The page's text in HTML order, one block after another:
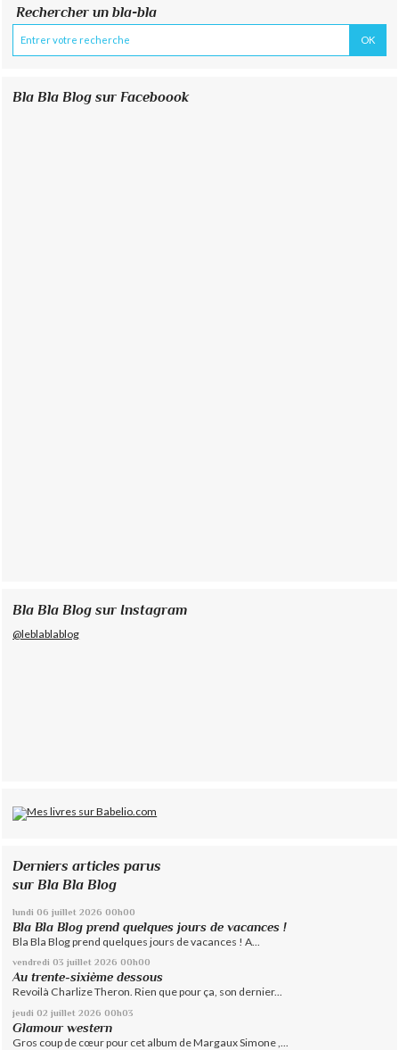
Rechercher un bla-bla
Bla Bla Blog sur Faceboook
Bla Bla Blog sur Instagram
@leblablablog
Derniers articles parus
sur Bla Bla Blog
lundi 06 juillet 2026 00h00
Bla Bla Blog prend quelques jours de vacances !
Bla Bla Blog prend quelques jours de vacances ! A...
vendredi 03 juillet 2026 00h00
Au trente-sixième dessous
Revoilà Charlize Theron. Rien que pour ça, son dernier...
jeudi 02 juillet 2026 00h03
Glamour western
Gros coup de cœur pour cet album de Margaux Simone ,...